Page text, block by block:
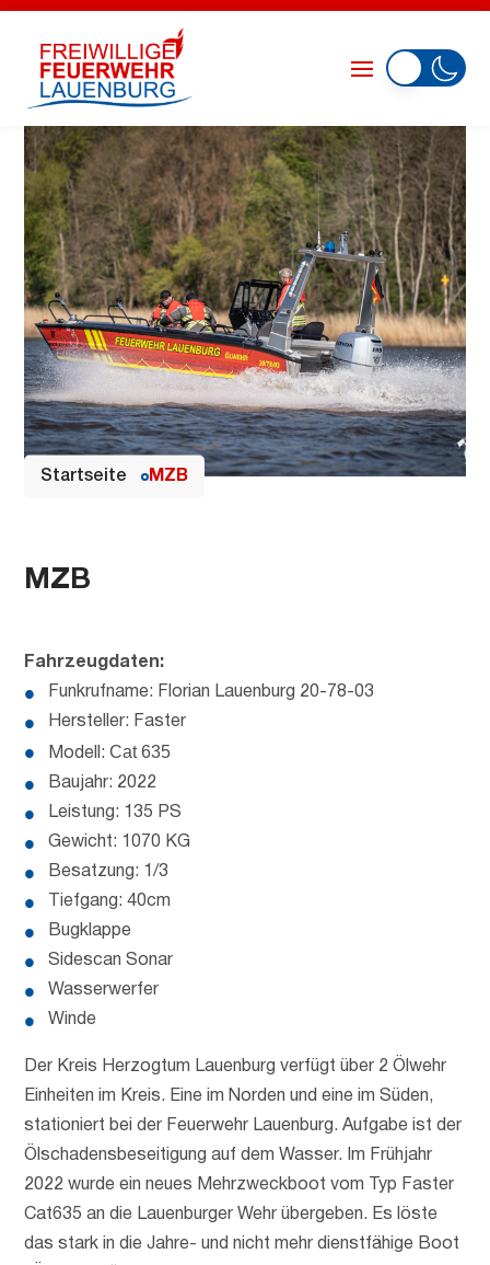
Startseite MZB
MZB
Fahrzeugdaten:
Funkrufname: Florian Lauenburg 20-78-03
Hersteller: Faster
Modell: Cat 635
Baujahr: 2022
Leistung: 135 PS
Gewicht: 1070 KG
Besatzung: 1/3
Tiefgang: 40cm
Bugklappe
Sidescan Sonar
Wasserwerfer
Winde
Der Kreis Herzogtum Lauenburg verfügt über 2 Ölwehr
Einheiten im Kreis. Eine im Norden und eine im Süden,
stationiert bei der Feuerwehr Lauenburg. Aufgabe ist der
Ölschadensbeseitigung auf dem Wasser. Im Frühjahr
2022 wurde ein neues Mehrzweckboot vom Typ Faster
Cat635 an die Lauenburger Wehr übergeben. Es löste
das stark in die Jahre- und nicht mehr dienstfähige Boot